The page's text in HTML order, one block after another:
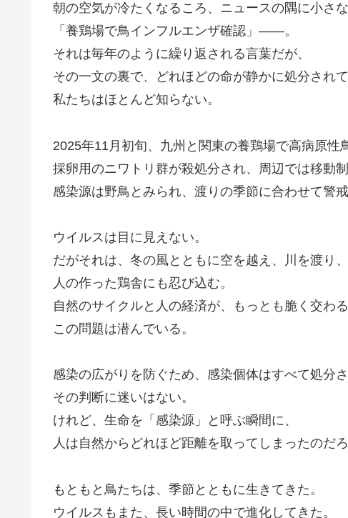
朝の空気が冷たくなるころ、ニュースの隅に小さ
「養鶏場で鳥インフルエンザ確認」――。
それは毎年のように繰り返される言葉だが、
その一文の裏で、どれほどの命が静かに処分されて
私たちはほとんど知らない。
2025年11月初旬、九州と関東の養鶏場で高病原性
採卵用のニワトリ群が殺処分され、周辺では移動
感染源は野鳥とみられ、渡りの季節に合わせて警
ウイルスは目に見えない。
だがそれは、冬の風とともに空を越え、川を渡り、
人の作った鶏舎にも忍び込む。
自然のサイクルと人の経済が、もっとも脆く交わる
この問題は潜んでいる。
感染の広がりを防ぐため、感染個体はすべて処分さ
その判断に迷いはない。
けれど、生命を「感染源」と呼ぶ瞬間に、
人は自然からどれほど距離を取ってしまったのだろ
もともと鳥たちは、季節とともに生きてきた。
ウイルスもまた、長い時間の中で進化してきた。